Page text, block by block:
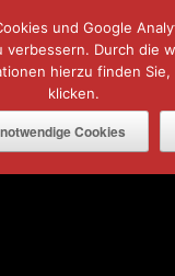
Menü
und Google
Durch die
hierzu finden
klicken.
Cookies